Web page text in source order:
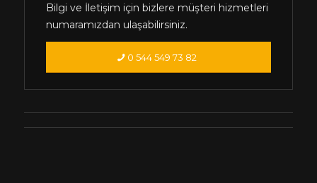
Bilgi ve İletişim için bizlere müşteri hizmetleri
numaramızdan ulaşabilirsiniz.
0 544 549 73 82